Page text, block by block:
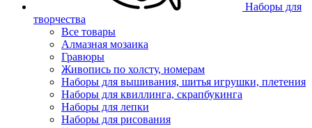
Наборы для
творчества
Все товары
Алмазная мозаика
Гравюры
Живопись по холсту, номерам
Наборы для вышивания, шитья игрушки, плетения
Наборы для квиллинга, скрапбукинга
Наборы для лепки
Наборы для рисования